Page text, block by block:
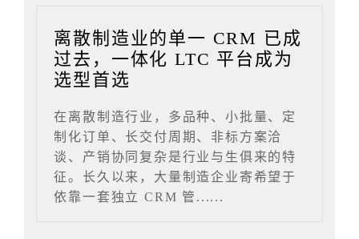
离散制造业的单一 CRM 已成
过去，一体化 LTC 平台成为
选型首选
在离散制造行业，多品种、小批量、定
制化订单、长交付周期、非标方案洽
谈、产销协同复杂是行业与生俱来的特
征。长久以来，大量制造企业寄希望于
依靠一套独立 CRM 管......